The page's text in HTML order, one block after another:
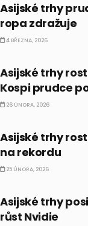
Asijské trhy
ropa zdražuje
4 BŘEZNA, 2026
Asijské trhy
Kospi prudce
26 ÚNORA, 2026
Asijské trhy
na rekordu
25 ÚNORA, 2026
Asijské trhy
růst Nvidie